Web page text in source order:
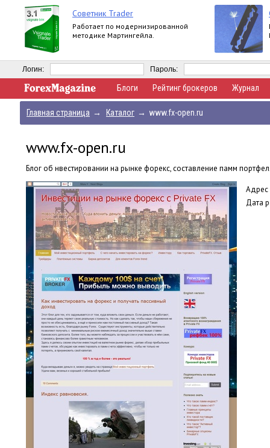
Советник Trader
Работает по модернизированной
методике Мартингейла.
Логин: Пароль:
Блоги Рейтинг брокеров Журнал
Главная страница → Каталог → www.fx-open.ru
www.fx-open.ru
Блог об нвестировании на рынке форекс, составление памм
Адрес
Дата